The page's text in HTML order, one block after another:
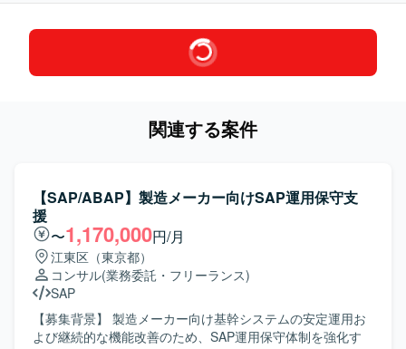
関連する案件
【SAP/ABAP】製造メーカー向けSAP運用保守支
援
〜1,170,000円/月
江東区（東京都）
コンサル(業務委託・フリーランス)
SAP
【募集背景】 製造メーカー向け基幹システムの安定運用お
よび継続的な機能改善のため、SAP運用保守体制を強化す